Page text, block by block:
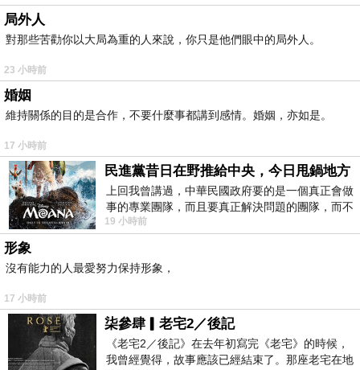
局外人
對那些苦勸你以大局為重的人來說，你只是他們眼中的局外人。
23 小時前
婚姻
維持關係的目的是合作，不要什麼事都講到感情。婚姻，亦如是。
17 小時前
民進黨昔日在野推給中央，今日甩鍋地方
上回我曾講過，中華民國政府要的是一個真正會做
事的專業團隊，而且要真正解決問題的團隊，而不
是只會到處甩鍋的雙標團隊，最近民進黨
19 小時前
形象
沒有能力的人最愛努力保持形象，
17 小時前
柒參肆▎老宅2／後記
《老宅2／後記》在去年初寫完《老宅》的時候，
我曾經覺得，故事應該已經結束了。那座老宅在地